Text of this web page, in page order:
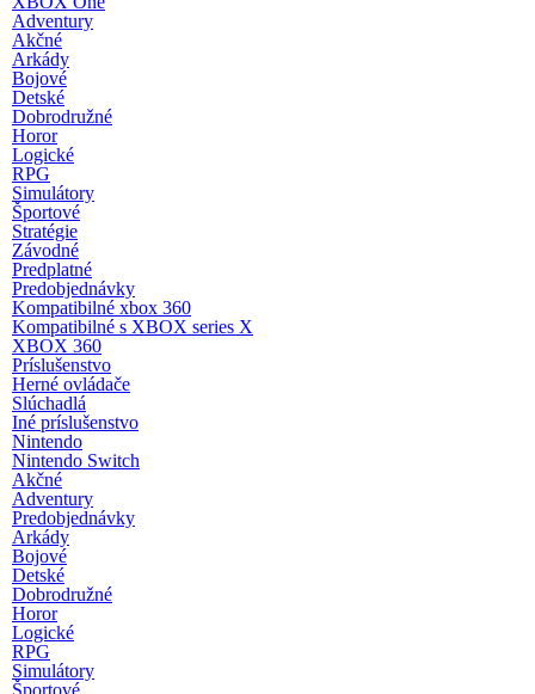
Adventury
Akčné
Arkády
Bojové
Detské
Dobrodružné
Horor
Logické
RPG
Simulátory
Športové
Stratégie
Závodné
Predplatné
Predobjednávky
Kompatibilné xbox 360
Kompatibilné s XBOX series X
XBOX 360
Príslušenstvo
Herné ovládače
Slúchadlá
Iné príslušenstvo
Nintendo
Nintendo Switch
Akčné
Adventury
Predobjednávky
Arkády
Bojové
Detské
Dobrodružné
Horor
Logické
RPG
Simulátory
Športové